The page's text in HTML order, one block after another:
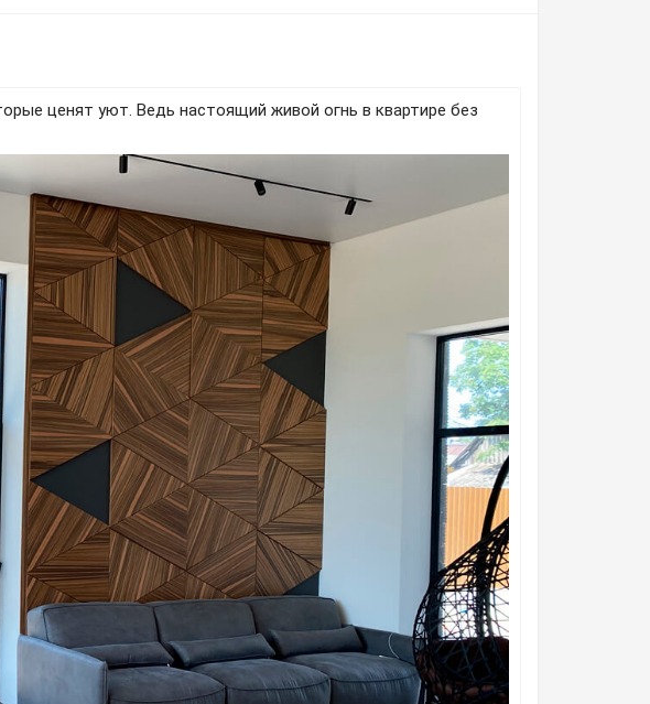
ценят уют. Ведь настоящий живой огнь в квартире без